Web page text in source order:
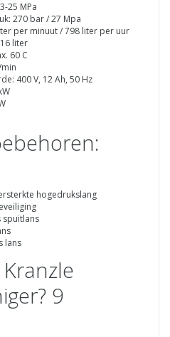
25 MPa
270 bar / 27 Mpa
per minuut / 798 liter per uur
liter
60 C
400 V, 12 Ah, 50 Hz
hogedrukslang
spuitlans
lans
9